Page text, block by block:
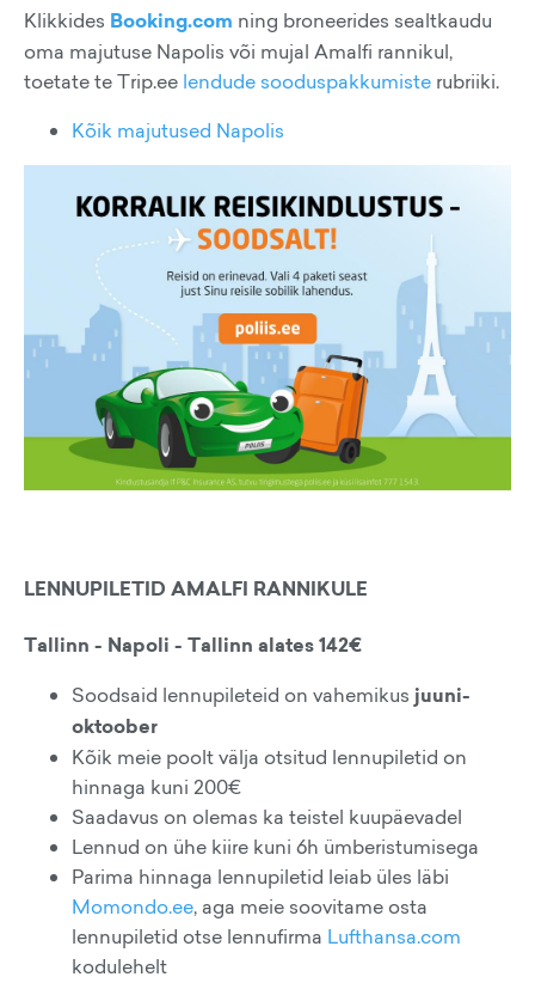
Klikkides Booking.com ning broneerides sealtkaudu
oma majutuse Napolis või mujal Amalfi rannikul,
toetate te Trip.ee lendude sooduspakkumiste rubriiki.
Kõik majutused Napolis
LENNUPILETID AMALFI RANNIKULE
Tallinn - Napoli - Tallinn alates 142€
Soodsaid lennupileteid on vahemikus juuni-
oktoober
Kõik meie poolt välja otsitud lennupiletid on
hinnaga kuni 200€
Saadavus on olemas ka teistel kuupäevadel
Lennud on ühe kiire kuni 6h ümberistumisega
Parima hinnaga lennupiletid leiab üles läbi
Momondo.ee, aga meie soovitame osta
lennupiletid otse lennufirma Lufthansa.com
kodulehelt